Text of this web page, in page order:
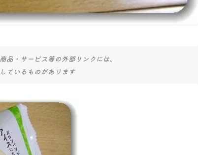
・サービス等の外部リンクには、
ているものがあります